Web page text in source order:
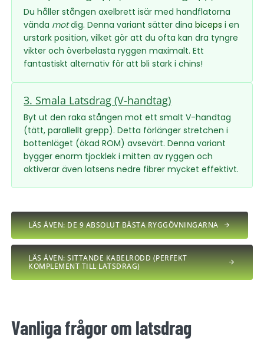
Du håller stången axelbrett isär med handflatorna
vända motdig. Denna variant sätter dinabiceps i en
urstark position, vilket gör att du ofta kan dra tyngre
vikter och överbelasta ryggen maximalt. Ett
fantastiskt alternativ för att bli stark i chins!
3. Smala Latsdrag (V-handtag)
Byt ut den raka stången mot ett smalt V-handtag
(tätt, parallellt grepp). Detta förlänger stretchen i
bottenläget (ökad ROM) avsevärt. Denna variant
bygger enorm tjocklek i mitten av ryggen och
aktiverar även latsens nedre fibrer mycket effektivt.
LÄS ÄVEN: DE 9 ABSOLUT BÄSTA RYGGÖVNINGARNA
LÄS ÄVEN: SITTANDE KABELRODD (PERFEKT
KOMPLEMENT TILL LATSDRAG)
Vanliga frågor om latsdrag